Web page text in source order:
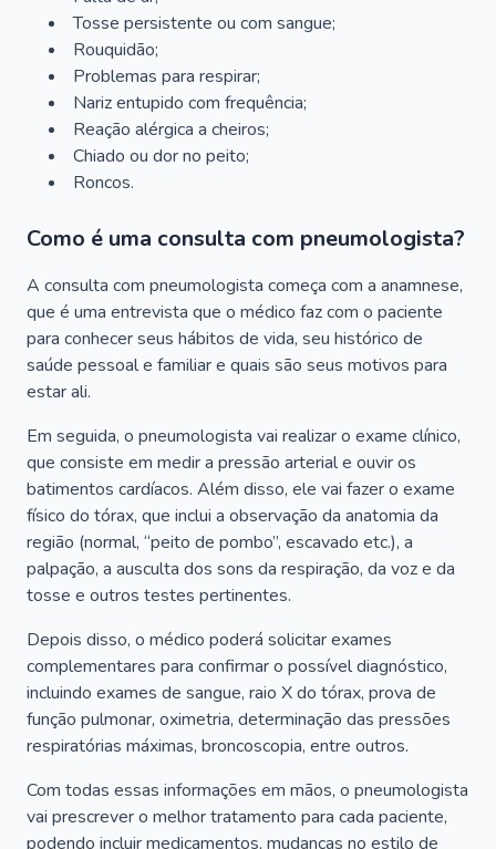
Tosse persistente ou com sangue;
Rouquidão;
Problemas para respirar;
Nariz entupido com frequência;
Reação alérgica a cheiros;
Chiado ou dor no peito;
Roncos.
Como é uma consulta com pneumologista?
A consulta com pneumologista começa com a anamnese,
que é uma entrevista que o médico faz com o paciente
para conhecer seus hábitos de vida, seu histórico de
saúde pessoal e familiar e quais são seus motivos para
estar ali.
Em seguida, o pneumologista vai realizar o exame clínico,
que consiste em medir a pressão arterial e ouvir os
batimentos cardíacos. Além disso, ele vai fazer o exame
físico do tórax, que inclui a observação da anatomia da
região (normal, “peito de pombo”, escavado etc.), a
palpação, a ausculta dos sons da respiração, da voz e da
tosse e outros testes pertinentes.
Depois disso, o médico poderá solicitar exames
complementares para confirmar o possível diagnóstico,
incluindo exames de sangue, raio X do tórax, prova de
função pulmonar, oximetria, determinação das pressões
respiratórias máximas, broncoscopia, entre outros.
Com todas essas informações em mãos, o pneumologista
vai prescrever o melhor tratamento para cada paciente,
podendo incluir medicamentos, mudanças no estilo de